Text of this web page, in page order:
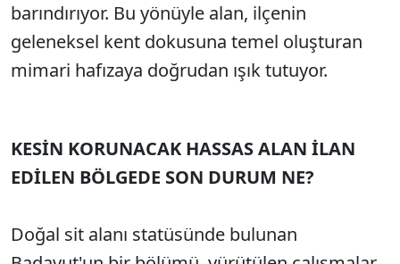
barındırıyor. Bu yönüyle alan, ilçenin
geleneksel kent dokusuna temel oluşturan
mimari hafızaya doğrudan ışık tutuyor.
KESİN KORUNACAK HASSAS ALAN İLAN
EDİLEN BÖLGEDE SON DURUM NE?
Doğal sit alanı statüsünde bulunan